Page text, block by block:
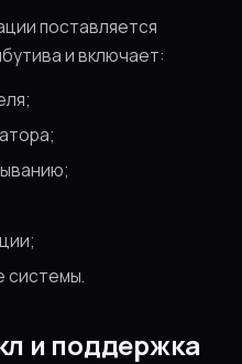
поставляется
и включает:
системы.
и поддержка